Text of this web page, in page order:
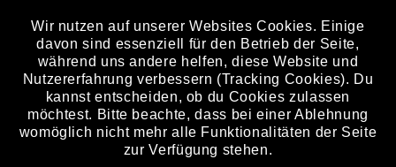
SAMSTAG, 17. SEPTEMBER 2022
KIRCHWEIH
GUNZENHAUSEN
Gunzenhausen es war uns ein Fest mit euch
Wir nutzen auf unserer Websites Cookies. Einige
davon sind essenziell für den Betrieb der Seite,
während uns andere helfen, diese Website und
Nutzererfahrung verbessern (Tracking Cookies). Du
kannst entscheiden, ob du Cookies zulassen
möchtest. Bitte beachte, dass bei einer Ablehnung
womöglich nicht mehr alle Funktionalitäten der Seite
zur Verfügung stehen.